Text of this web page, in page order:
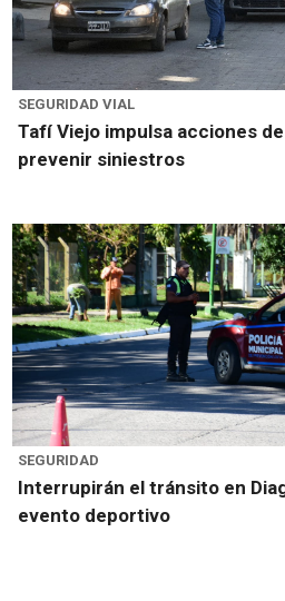
SEGURIDAD VIAL
Tafí Viejo impulsa acciones
prevenir siniestros
SEGURIDAD
Interrupirán el tránsito en
evento deportivo